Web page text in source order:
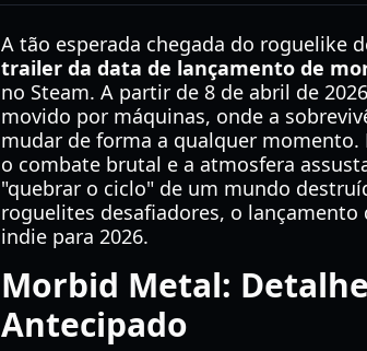
A tão esperada chegada do roguelike
trailer da data de lançamento de
no Steam. A partir de 8 de abril de
movido por máquinas, onde a
mudar de forma a qualquer momento.
o combate brutal e a atmosfera
"quebrar o ciclo" de um mundo
roguelites desafiadores, o
indie para 2026.
Morbid Metal:
Antecipado